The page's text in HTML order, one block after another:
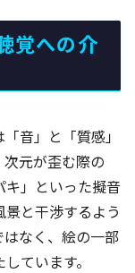
覚への介
音」と「質感」
元が歪む際の
キ」といった擬音
と干渉するよう
なく、絵の一部
ています。